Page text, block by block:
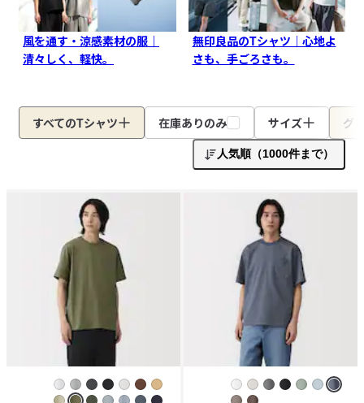
風を通す・涼感素材の服｜
清々しく、軽快。
無印良品のTシャツ｜心地よ
さも、手ごろさも。
すべてのTシャツ 在庫ありのみ サイズ グ
人気順（1000件まで）